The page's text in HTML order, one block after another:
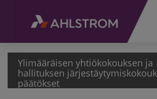
Ylimääräisen yhtiökokouksen ja
hallituksen
päätökset